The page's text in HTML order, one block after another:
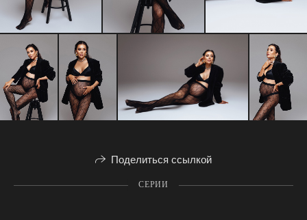
Поделиться ссылкой
СЕРИИ